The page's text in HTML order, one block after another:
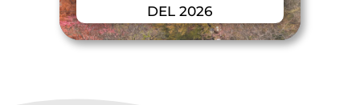
DEL 2026